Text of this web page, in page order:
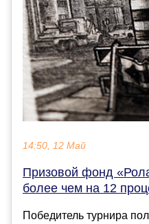
14:50, 12 Май
Призовой фонд
более чем на 12
Победитель турнира